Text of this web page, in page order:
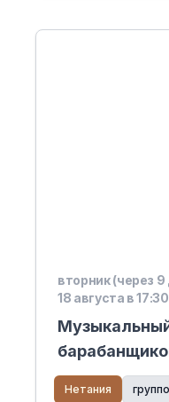
вторник (через
18 августа в 17:30
ритме
Нетания